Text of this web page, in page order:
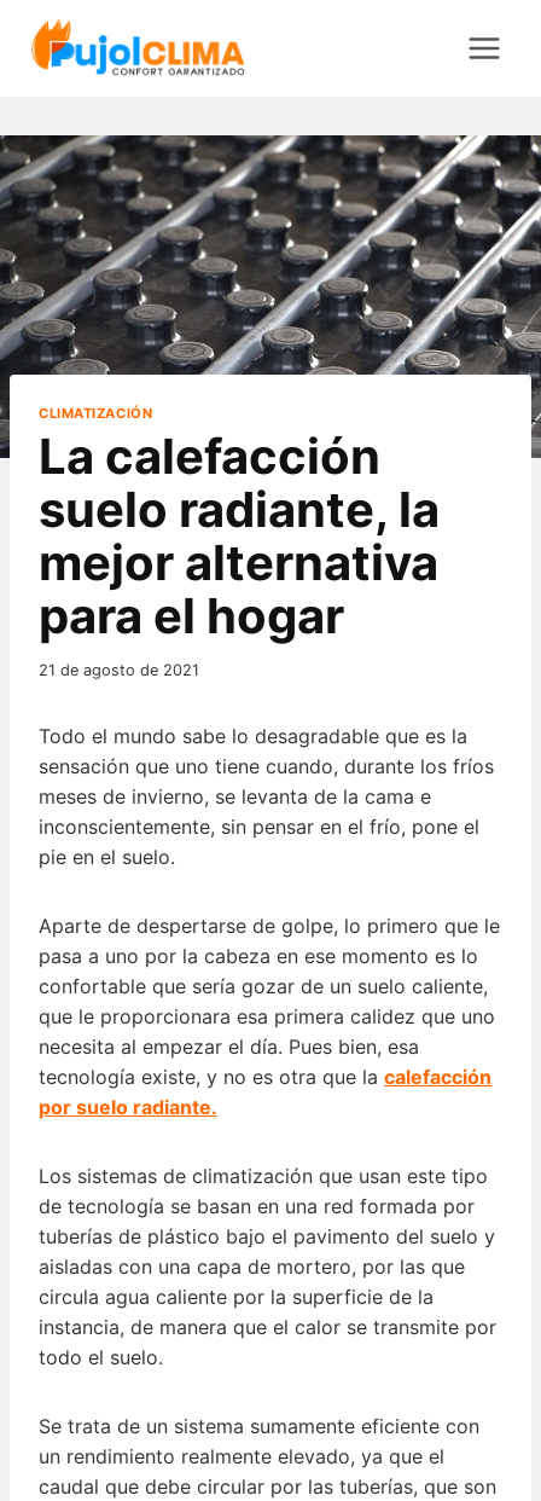
contenido
CLIMATIZACIÓN
La calefacción
suelo radiante, la
mejor alternativa
para el hogar
21 de agosto de 2021
Todo el mundo sabe lo desagradable que es la
sensación que uno tiene cuando, durante los fríos
meses de invierno, se levanta de la cama e
inconscientemente, sin pensar en el frío, pone el
pie en el suelo.
Aparte de despertarse de golpe, lo primero que le
pasa a uno por la cabeza en ese momento es lo
confortable que sería gozar de un suelo caliente,
que le proporcionara esa primera calidez que uno
necesita al empezar el día. Pues bien, esa
tecnología existe, y no es otra que la calefacción
por suelo radiante.
Los sistemas de climatización que usan este tipo
de tecnología se basan en una red formada por
tuberías de plástico bajo el pavimento del suelo y
aisladas con una capa de mortero, por las que
circula agua caliente por la superficie de la
instancia, de manera que el calor se transmite por
todo el suelo.
Se trata de un sistema sumamente eficiente con
un rendimiento realmente elevado, ya que el
caudal que debe circular por las tuberías, que son